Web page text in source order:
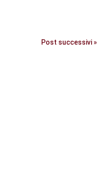
Post successivi »